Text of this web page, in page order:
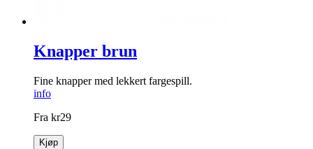
Knapper brun
Fine knapper med lekkert fargespill.
info
Fra kr29
Kjøp